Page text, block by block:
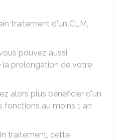
traitement d'un CLM,
pouvez aussi
la prolongation de votre
alors plus bénéficier d'un
au moins 1 an
traitement, cette